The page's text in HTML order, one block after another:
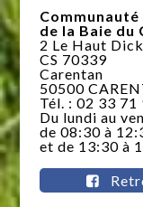
Communauté
de la Baie du
2 Le Haut Dick
CS 70339
Carentan
50500
Tél. : 02 33 71
Du lundi au
de 08:30 à
et de 13:30 à